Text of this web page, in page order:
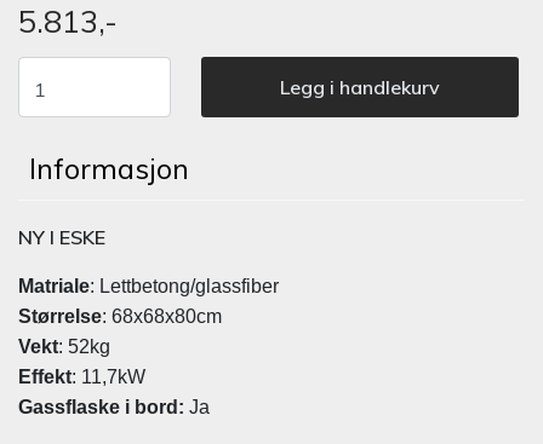
5.813,-
Legg i handlekurv
Informasjon
NY I ESKE
Matriale: Lettbetong/glassfiber
Størrelse: 68x68x80cm
Vekt: 52kg
Effekt: 11,7kW
Gassflaske i bord: Ja